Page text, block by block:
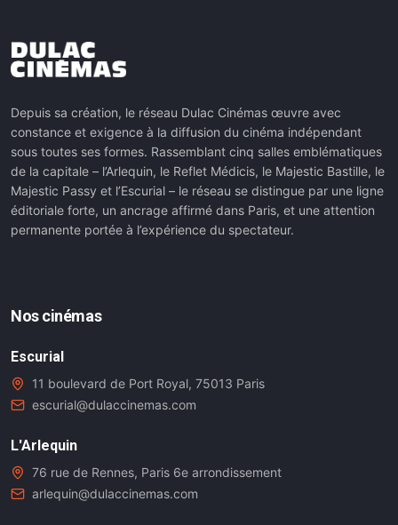
Depuis sa création, le réseau Dulac Cinémas œuvre avec
constance et exigence à la diffusion du cinéma indépendant
sous toutes ses formes. Rassemblant cinq salles emblématiques
de la capitale – l’Arlequin, le Reflet Médicis, le Majestic Bastille, le
Majestic Passy et l’Escurial – le réseau se distingue par une ligne
éditoriale forte, un ancrage affirmé dans Paris, et une attention
permanente portée à l’expérience du spectateur.
Nos cinémas
Escurial
11 boulevard de Port Royal, 75013 Paris
escurial@dulaccinemas.com
L'Arlequin
76 rue de Rennes, Paris 6e arrondissement
arlequin@dulaccinemas.com